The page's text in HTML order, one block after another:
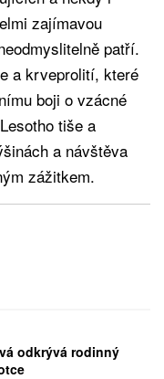
zajímavou
patří.
a krveprolití, které
boji o vzácné
tiše a
a návštěva
zážitkem.
odkrývá rodinný